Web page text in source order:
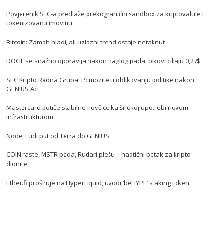
Povjerenik SEC-a predlaže prekogranični sandbox za kriptovalute i
tokenizovanu imovinu.
Bitcoin: Zamah hladi, ali uzlazni trend ostaje netaknut
DOGE se snažno oporavlja nakon naglog pada, bikovi ciljaju 0,27$
SEC Kripto Radna Grupa: Pomozite u oblikovanju politike nakon
GENIUS Act
Mastercard potiče stabilne novčiće ka širokoj upotrebi novom
infrastrukturom.
Node: Ludi put od Terra do GENIUS
COIN raste, MSTR pada, Rudari plešu – haotični petak za kripto
dionice
Ether.fi proširuje na HyperLiquid, uvodi ‘beHYPE’ staking token.